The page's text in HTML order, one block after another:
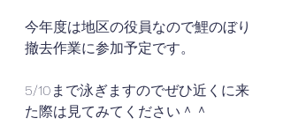
今年度は地区の役員なので鯉のぼり
撤去作業に参加予定です。
5/10まで泳ぎますのでぜひ近くに来
た際は見てみてください＾＾